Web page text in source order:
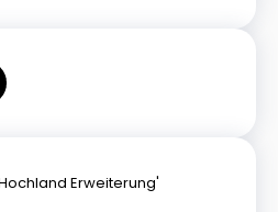
Erweiterung'